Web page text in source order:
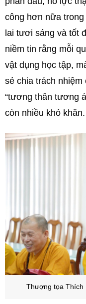
công hơn nữa
lai tươi sáng và tốt
niềm tin rằng mỗi
vật dụng học tập,
sẻ chia trách nhiệm
“tương thân tương
còn nhiều khó khăn.
Thượng tọa Thích